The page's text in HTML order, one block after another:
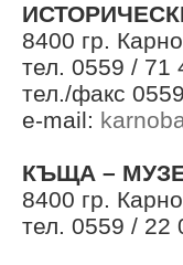
8400 гр.
тел. 0559 / 71
тел./факс
e-mail:
КЪЩА –
8400 гр.
тел. 0559 / 22